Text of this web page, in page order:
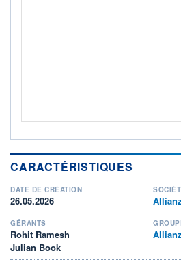
+
CARACTÉRISTIQUES
DATE DE CRÉATION
26.05.2026
GÉRANTS
Rohit Ramesh
Julian Book
Allianz